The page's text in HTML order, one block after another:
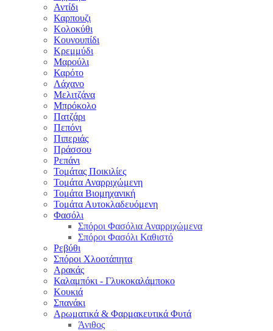
Αντίδι
Καρπουζι
Κολοκύθι
Κουνουπίδι
Κρεμμύδι
Μαρούλι
Καρότο
Λάχανο
Μελιτζάνα
Μπρόκολο
Πατζάρι
Πεπόνι
Πιπεριάς
Πράσσου
Ρεπάνι
Τομάτας Ποικιλίες
Τομάτα Αναρριχώμενη
Τομάτα Βιομηχανική
Τομάτα Αυτοκλαδευόμενη
Φασόλι
Σπόροι Φασόλια Αναρριχώμενα
Σπόροι Φασόλι Καθιστό
Ρεβύθι
Σπόροι Χλοοτάπητα
Αρακάς
Καλαμπόκι - Γλυκοκαλάμποκο
Κουκιά
Σπανάκι
Αρωματικά & Φαρμακευτικά Φυτά
Άνιθος